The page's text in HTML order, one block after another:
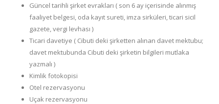
Güncel tarihli şirket evrakları ( son 6 ay içerisinde alınmış
faaliyet belgesi, oda kayıt sureti, imza sirküleri, ticari sicil
gazete, vergi levhası )
Ticari davetiye ( Cibuti deki şirketten alınan davet mektubu;
davet mektubunda Cibuti deki şirketin bilgileri mutlaka
yazmalı )
Kimlik fotokopisi
Otel rezervasyonu
Uçak rezervasyonu